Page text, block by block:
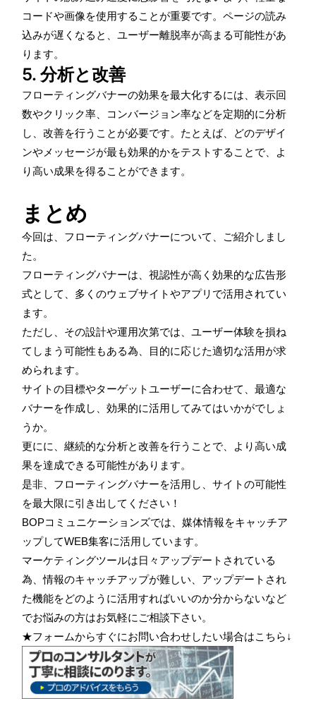
コードや画像を使用することが重要です。ページの読み
込みが遅くなると、ユーザー離脱率が高まる可能性があ
ります。
5. 分析と改善
フローティングバナーの効果を最大化するには、表示回
数やクリック率、コンバージョン率などを定期的に分析
し、改善を行うことが必要です。たとえば、どのデザイ
ンやメッセージが最も効果的かをテストすることで、よ
り高い成果を得ることができます。
まとめ
今回は、フローティングバナーについて、ご紹介しまし
た。
フローティングバナーは、視認性が高く効果的な広告形
式として、多くのウェブサイトやアプリで活用されてい
ます。
ただし、その設計や運用次第では、ユーザー体験を損ね
てしまう可能性もある為、目的に応じた適切な活用が求
められます。
サイトの目標やターゲットユーザーに合わせて、最適な
バナーを作成し、効果的に活用してみてはいかがでしょ
うか。
更にに、継続的な分析と改善を行うことで、より高い成
果を達成できる可能性があります。
是非、フローティングバナーを活用し、サイトの可能性
を最大限に引き出してください！
BOPコミュニケーションズでは、媒体情報をキャッチア
ップしてWEB集客に活用しています。
マーケティングツールは日々アップデートされている
為、情報のキャッチアップが難しい、アップデートされ
た機能をどのように活用すればいいのか分からないなど
でお悩みの方はお気軽にご相談下さい。
★フォームからすぐにお問い合わせしたい場合はこちら↓